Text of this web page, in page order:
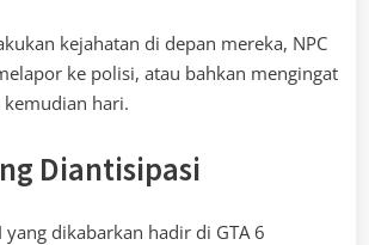
kejahatan di depan mereka, NPC
ke polisi, atau bahkan mengingat
hari.
Diantisipasi
yang dikabarkan hadir di GTA 6